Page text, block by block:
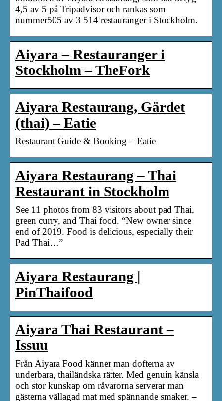
4,5 av 5 på Tripadvisor och rankas som
nummer505 av 3 514 restauranger i Stockholm.
Aiyara – Restauranger i
Stockholm – TheFork
Aiyara Restaurang, Gärdet
(thai) – Eatie
Restaurant Guide & Booking – Eatie
Aiyara Restaurang – Thai
Restaurant in Stockholm
See 11 photos from 83 visitors about pad Thai,
green curry, and Thai food. “New owner since
end of 2019. Food is delicious, especially their
Pad Thai…”
Aiyara Restaurang |
PinThaifood
Aiyara Thai Restaurant –
Issuu
Från Aiyara Food känner man dofterna av
underbara, thailändska rätter. Med genuin känsla
och stor kunskap om råvarorna serverar man
gästerna vällagad mat med spännande smaker. –